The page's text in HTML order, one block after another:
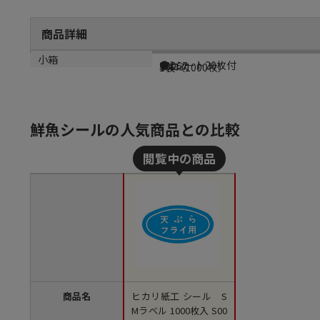
商品詳細
商品説明
●1シート20枚付
メーカー品番
S0067
材質
グロス
小箱
1袋（1000枚）
鮮魚シールの人気商品との比較
商品名
ヒカリ紙工 シール S
Mラベル 1000枚入 S00